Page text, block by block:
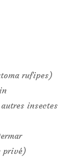
rufipes)
insectes
privé)